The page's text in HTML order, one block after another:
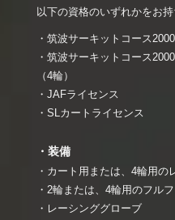
以下の資格のいずれかをお
・筑波サーキットコース
・筑波サーキットコース
（4輪）
・JAFライセンス
・SLカートライセンス
・装備
・カート用または、4輪用の
・2輪または、4輪用のフル
・レーシンググローブ